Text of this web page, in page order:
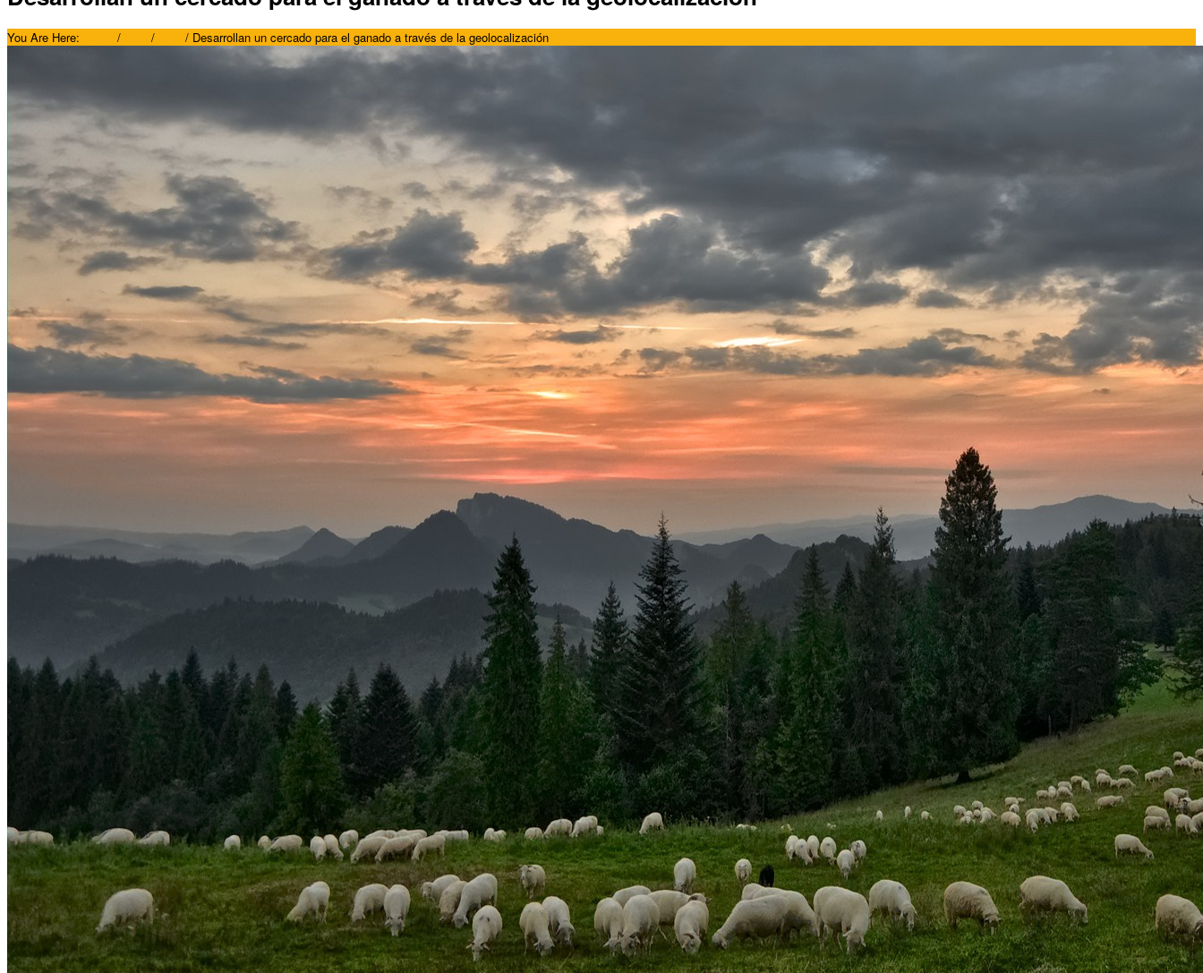
You Are Here: / / / Desarrollan un cercado para el ganado a través de la geolocalización